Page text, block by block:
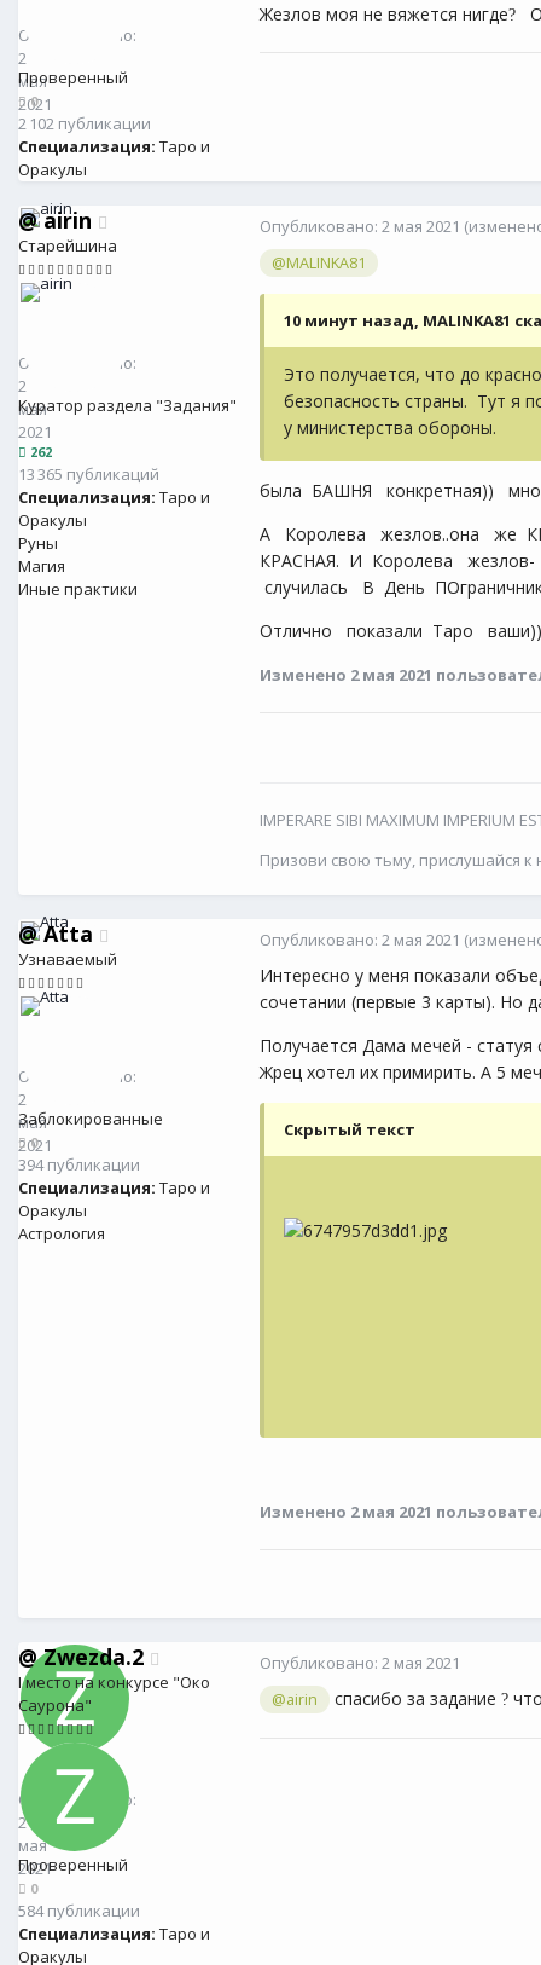
Опубликовано:
2
мая
2021
Проверенный
0
2 102 публикации
Специализация: Таро и
Оракулы
Жезлов моя не вяжется нигде?
Опубликовано:
2
мая
2021
@airin
Старейшина
Куратор раздела "Задания"
262
13 365 публикаций
Специализация: Таро и
Оракулы
Руны
Магия
Иные практики
Опубликовано: 2 мая 2021
@MALINKA81
10 минут назад, MALINKA81
Это получается, что до
безопасность страны. Тут я
у министерства обороны.
была БАШНЯ конкретная))
А Королева жезлов..она же
КРАСНАЯ. И Королева
случилась В День
Отлично показали Таро ваши))
Изменено 2 мая 2021
IMPERARE SIBI MAXIMUM IMPERIUM
Призови свою тьму, прислушайся к
Опубликовано:
2
мая
2021
@Atta
Узнаваемый
Заблокированные
0
394 публикации
Специализация: Таро и
Оракулы
Астрология
Опубликовано: 2 мая 2021
Интересно у меня показали
сочетании (первые 3 карты). Но
Получается Дама мечей -
Жрец хотел их примирить. А 5
Скрытый текст
Изменено 2 мая 2021
@ Zwezda.2
Опубликовано:
2
мая
2021
@Zwezda.2
I место на конкурсе "Око
Саурона"
Проверенный
0
584 публикации
Специализация: Таро и
Оракулы
Опубликовано: 2 мая 2021
@airin спасибо за задание?